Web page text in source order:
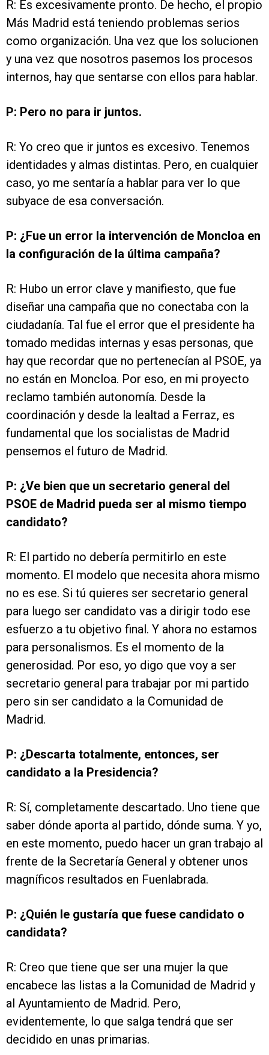
R: Es excesivamente pronto. De hecho, el propio
Más Madrid está teniendo problemas serios
como organización. Una vez que los solucionen
y una vez que nosotros pasemos los procesos
internos, hay que sentarse con ellos para hablar.
P: Pero no para ir juntos.
R: Yo creo que ir juntos es excesivo. Tenemos
identidades y almas distintas. Pero, en cualquier
caso, yo me sentaría a hablar para ver lo que
subyace de esa conversación.
P: ¿Fue un error la intervención de Moncloa en
la configuración de la última campaña?
R: Hubo un error clave y manifiesto, que fue
diseñar una campaña que no conectaba con la
ciudadanía. Tal fue el error que el presidente ha
tomado medidas internas y esas personas, que
hay que recordar que no pertenecían al PSOE, ya
no están en Moncloa. Por eso, en mi proyecto
reclamo también autonomía. Desde la
coordinación y desde la lealtad a Ferraz, es
fundamental que los socialistas de Madrid
pensemos el futuro de Madrid.
P: ¿Ve bien que un secretario general del
PSOE de Madrid pueda ser al mismo tiempo
candidato?
R: El partido no debería permitirlo en este
momento. El modelo que necesita ahora mismo
no es ese. Si tú quieres ser secretario general
para luego ser candidato vas a dirigir todo ese
esfuerzo a tu objetivo final. Y ahora no estamos
para personalismos. Es el momento de la
generosidad. Por eso, yo digo que voy a ser
secretario general para trabajar por mi partido
pero sin ser candidato a la Comunidad de
Madrid.
P: ¿Descarta totalmente, entonces, ser
candidato a la Presidencia?
R: Sí, completamente descartado. Uno tiene que
saber dónde aporta al partido, dónde suma. Y yo,
en este momento, puedo hacer un gran trabajo al
frente de la Secretaría General y obtener unos
magníficos resultados en Fuenlabrada.
P: ¿Quién le gustaría que fuese candidato o
candidata?
R: Creo que tiene que ser una mujer la que
encabece las listas a la Comunidad de Madrid y
al Ayuntamiento de Madrid. Pero,
evidentemente, lo que salga tendrá que ser
decidido en unas primarias.